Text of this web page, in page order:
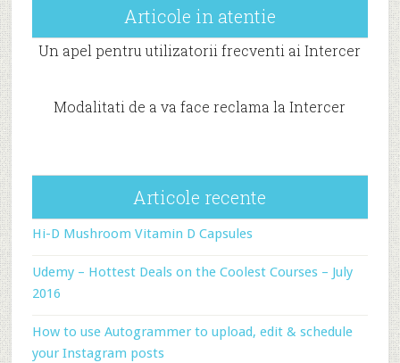
Articole in atentie
Un apel pentru utilizatorii frecventi ai Intercer
Modalitati de a va face reclama la Intercer
Articole recente
Hi-D Mushroom Vitamin D Capsules
Udemy – Hottest Deals on the Coolest Courses – July
2016
How to use Autogrammer to upload, edit & schedule
your Instagram posts